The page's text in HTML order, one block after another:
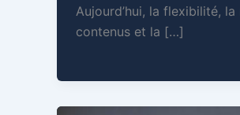
Aujourd’hui, la flexibilité,
contenus et la […]